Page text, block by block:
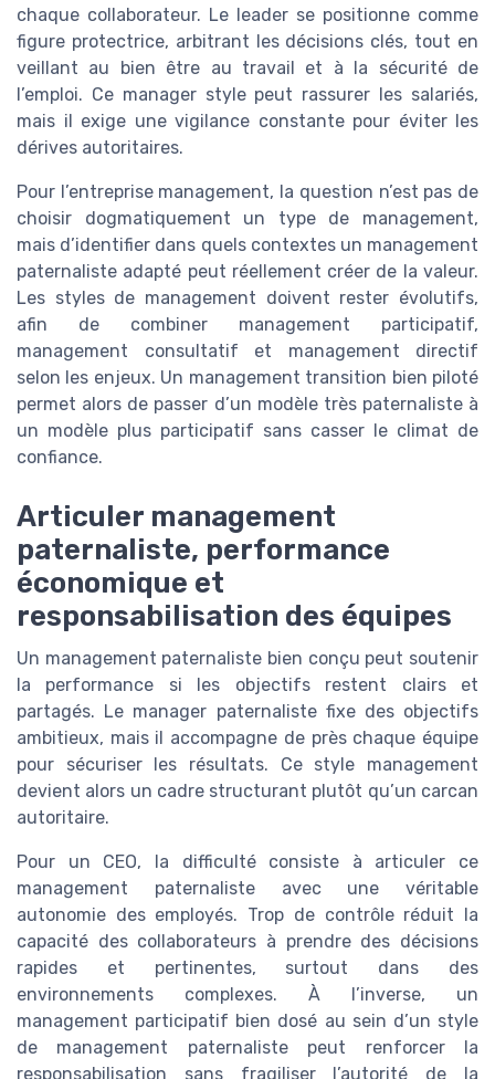
chaque collaborateur. Le leader se positionne comme
figure protectrice, arbitrant les décisions clés, tout en
veillant au bien être au travail et à la sécurité de
l’emploi. Ce manager style peut rassurer les salariés,
mais il exige une vigilance constante pour éviter les
dérives autoritaires.
Pour l’entreprise management, la question n’est pas de
choisir dogmatiquement un type de management,
mais d’identifier dans quels contextes un management
paternaliste adapté peut réellement créer de la valeur.
Les styles de management doivent rester évolutifs,
afin de combiner management participatif,
management consultatif et management directif
selon les enjeux. Un management transition bien piloté
permet alors de passer d’un modèle très paternaliste à
un modèle plus participatif sans casser le climat de
confiance.
Articuler management
paternaliste, performance
économique et
responsabilisation des équipes
Un management paternaliste bien conçu peut soutenir
la performance si les objectifs restent clairs et
partagés. Le manager paternaliste fixe des objectifs
ambitieux, mais il accompagne de près chaque équipe
pour sécuriser les résultats. Ce style management
devient alors un cadre structurant plutôt qu’un carcan
autoritaire.
Pour un CEO, la difficulté consiste à articuler ce
management paternaliste avec une véritable
autonomie des employés. Trop de contrôle réduit la
capacité des collaborateurs à prendre des décisions
rapides et pertinentes, surtout dans des
environnements complexes. À l’inverse, un
management participatif bien dosé au sein d’un style
de management paternaliste peut renforcer la
responsabilisation sans fragiliser l’autorité de la